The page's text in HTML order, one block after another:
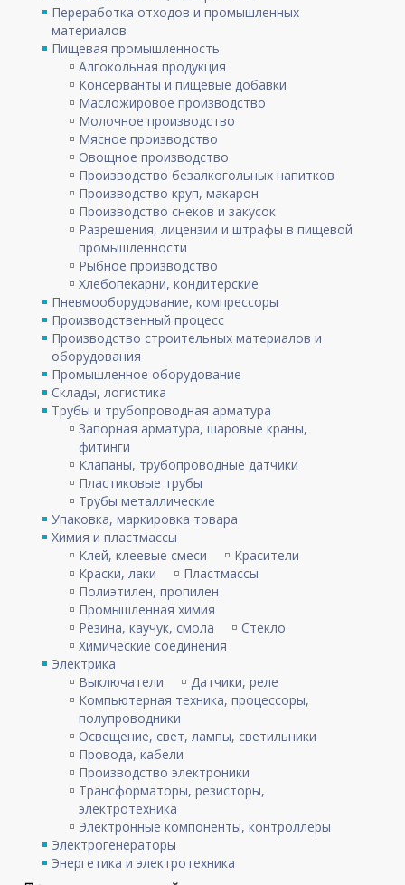
Переработка отходов и промышленных
материалов
Пищевая промышленность
Алгокольная продукция
Консерванты и пищевые добавки
Масложировое производство
Молочное производство
Мясное производство
Овощное производство
Производство безалкогольных напитков
Производство круп, макарон
Производство снеков и закусок
Разрешения, лицензии и штрафы в пищевой
промышленности
Рыбное производство
Хлебопекарни, кондитерские
Пневмооборудование, компрессоры
Производственный процесс
Производство строительных материалов и
оборудования
Промышленное оборудование
Склады, логистика
Трубы и трубопроводная арматура
Запорная арматура, шаровые краны,
фитинги
Клапаны, трубопроводные датчики
Пластиковые трубы
Трубы металлические
Упаковка, маркировка товара
Химия и пластмассы
Клей, клеевые смеси
Красители
Краски, лаки
Пластмассы
Полиэтилен, пропилен
Промышленная химия
Резина, каучук, смола
Стекло
Химические соединения
Электрика
Выключатели
Датчики, реле
Компьютерная техника, процессоры,
полупроводники
Освещение, свет, лампы, светильники
Провода, кабели
Производство электроники
Трансформаторы, резисторы,
электротехника
Электронные компоненты, контроллеры
Электрогенераторы
Энергетика и электротехника